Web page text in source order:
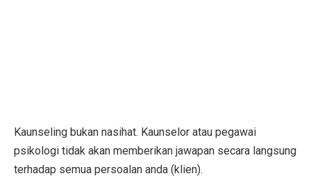
Kaunseling bukan nasihat. Kaunselor atau pegawai
psikologi tidak akan memberikan jawapan secara langsung
terhadap semua persoalan anda (klien).